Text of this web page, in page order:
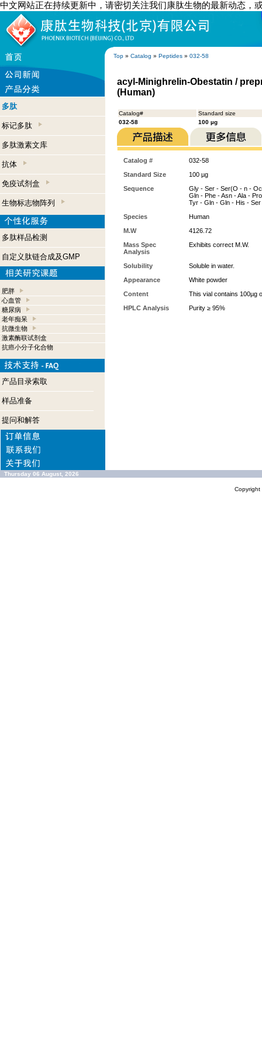
中文网站正在持续更新中，请密切关注我们康肽生物的最新动态，
Top » Catalog » Peptides » 032-58
多肽
标记多肽
多肽激素文库
抗体
免疫试剂盒
生物标志物阵列
多肽样品检测
自定义肽链合成及GMP
肥胖
心血管
糖尿病
老年痴呆
抗微生物
激素酶联试剂盒
抗癌小分子化合物
产品目录索取
样品准备
提问和解答
acyl-Minighrelin-Obestatin /
(Human)
Catalog#
Standard size
032-58
100 µg
Catalog #
032-58
Standard Size
100 µg
Sequence
Gly - Ser - Ser(O - n -
Gln - Phe - Asn - Ala -
Tyr - Gln - Gln - His -
Species
Human
M.W
4126.72
Mass Spec
Analysis
Exhibits correct M.W.
Solubility
Soluble in water.
Appearance
White powder
Content
This vial contains 100µg
HPLC Analysis
Purity ≥ 95%
Thursday 06 August, 2026